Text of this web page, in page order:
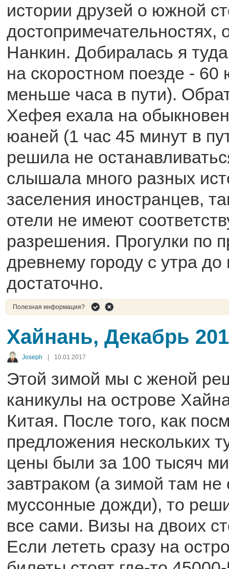
истории друзей о южной
достопримечательностях,
Нанкин. Добиралась я
на скоростном поезде - 60
меньше часа в пути).
Хефея ехала на
юаней (1 час 45 минут в
решила не
слышала много разных
заселения иностранцев,
отели не имеют
разрешения. Прогулки по
древнему городу с утра
достаточно.
Полезная информация?
Хайнань, Декабрь
Joseph 10.01.2017
Этой зимой мы с женой
каникулы на острове
Китая. После того, как
предложения нескольких
цены были за 100 тысяч
завтраком (а зимой там не
муссонные дожди), то
все сами. Визы на двоих
Если лететь сразу на